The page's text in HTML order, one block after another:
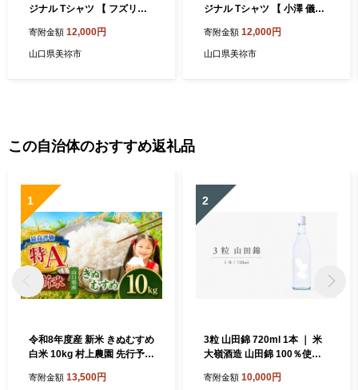
ジナル Tシャツ 【 フズリナ
ップス メンズ レディース 白
化石 フズリナ 衣類 服 シャツ
寄附金額 12,000円
山口県美祢市
ジナル Tシャツ 【 小澤 儀明
ップス メンズ レディース 白
地質 地質学者 衣類 服 シャツ
寄附金額 12,000円
山口県美祢市
この自治体のおすすめ返礼品
1
令和8年度産 新米 きぬむすめ
白米 10kg 村上農園 先行予約
末まで順次発送 ＞ ｜ 精米 新
寄附金額 13,500円
2
3粒 山田錦 720ml 1本 ｜ 米
大嶺酒造 山田錦 100％使用
カット香 白ワイン感覚 日本
寄附金額 10,000円